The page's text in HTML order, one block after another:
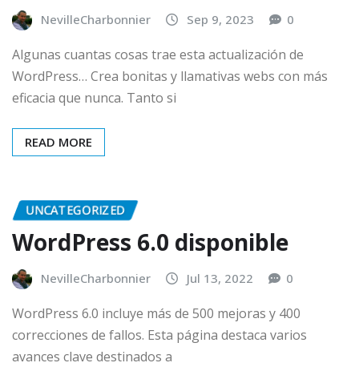
NevilleCharbonnier Sep 9, 2023 0
Algunas cuantas cosas trae esta actualización de
WordPress… Crea bonitas y llamativas webs con más
eficacia que nunca. Tanto si
READ MORE
UNCATEGORIZED
WordPress 6.0 disponible
NevilleCharbonnier Jul 13, 2022 0
WordPress 6.0 incluye más de 500 mejoras y 400
correcciones de fallos. Esta página destaca varios
avances clave destinados a